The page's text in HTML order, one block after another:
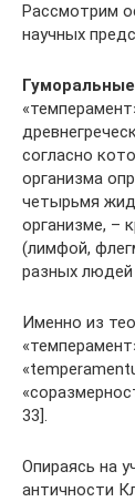
Рассмотрим
научных
согласно
организма
четырьмя
организме, –
(лимфой,
разных людей
Именно из
33].
Опираясь на
античности